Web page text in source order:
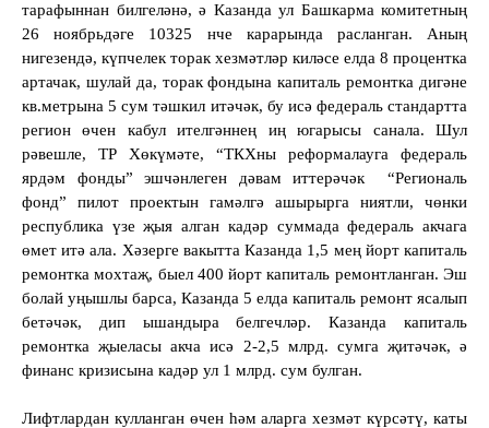
тарафыннан билгеләнә, ә Казанда ул Башкарма комитетның
26 ноябрьдәге 10325 нче карарында расланган. Аның
нигезендә, күпчелек торак хезмәтләр киләсе елда 8 процентка
артачак, шулай да, торак фондына капиталь ремонтка дигәне
кв.метрына 5 сум тәшкил итәчәк, бу исә федераль стандартта
регион өчен кабул ителгәннең иң югарысы санала. Шул
рәвешле, ТР Хөкүмәте, “ТКХны реформалауга федераль
ярдәм фонды” эшчәнлеген дәвам иттерәчәк
“Региональ
фонд” пилот проектын гамәлгә ашырырга ниятли, чөнки
республика үзе җыя алган кадәр суммада федераль акчага
өмет итә ала. Хәзерге вакытта Казанда 1,5 мең йорт капиталь
ремонтка мохтаҗ, быел 400 йорт капиталь ремонтланган. Эш
болай уңышлы барса, Казанда 5 елда капиталь ремонт ясалып
бетәчәк, дип ышандыра белгечләр. Казанда капиталь
ремонтка җыеласы акча исә 2-2,5 млрд. сумга җитәчәк, ә
финанс кризисына кадәр ул 1 млрд. сум булган.
Лифтлардан кулланган өчен һәм аларга хезмәт күрсәтү, каты